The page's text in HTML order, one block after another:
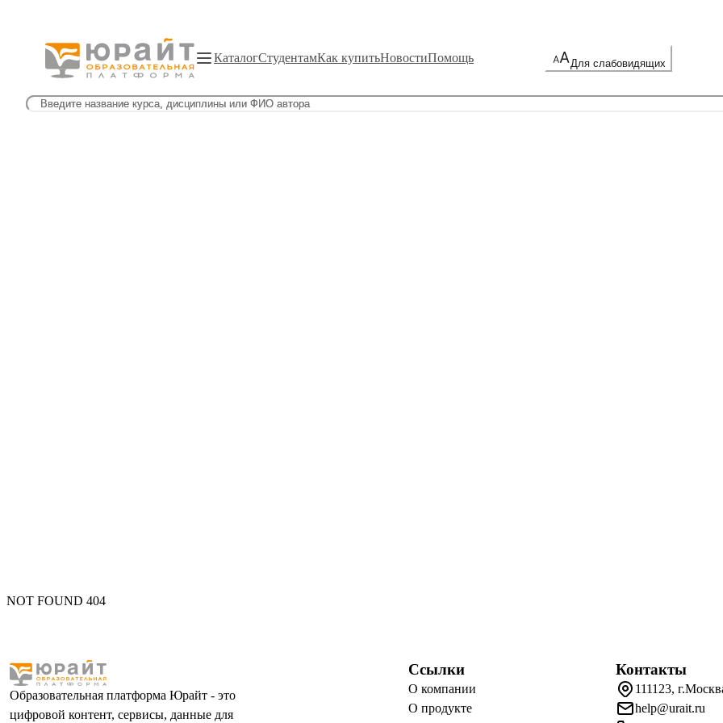
КаталогСтудентамКак купитьНовостиПомощь Для слабовидящих
NOT FOUND 404
Образовательная платформа Юрайт - это
цифровой контент, сервисы, данные для
Ссылки
О компании
О продукте
Контакты
111123,
help@urait.ru